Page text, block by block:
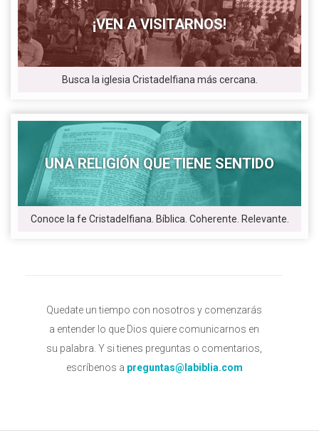
¡VEN A VISITARNOS!
Busca la iglesia Cristadelfiana más cercana.
UNA RELIGIÓN QUE TIENE SENTIDO
Conoce la fe Cristadelfiana. Bíblica. Coherente. Relevante.
Quedate un tiempo con nosotros y comenzarás
a entender lo que Dios quiere comunicarnos en
su palabra. Y si tienes preguntas o comentarios,
escríbenos a preguntas@labiblia.com